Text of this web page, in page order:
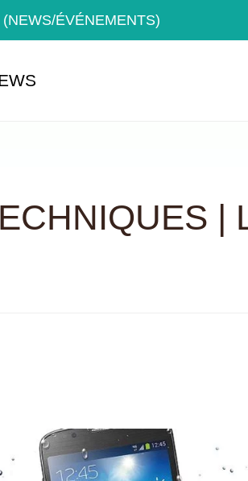
ÉVÉNEMENTS)
|